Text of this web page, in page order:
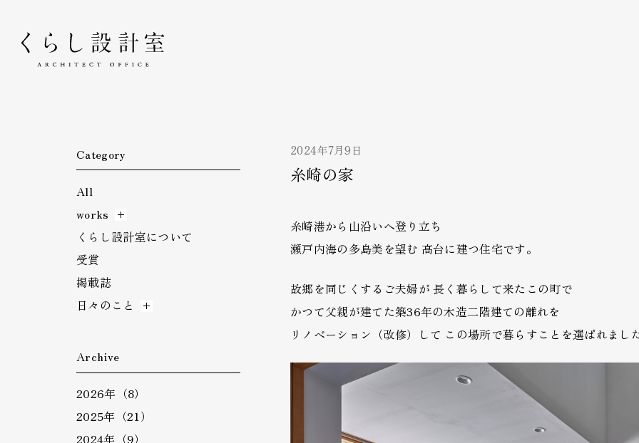
2024年7月9日
糸崎の家
糸崎港から山沿いへ登り立ち
瀬戸内海の多島美を望む 高台に建つ住宅です。
故郷を同じくするご夫婦が 長く暮らして来たこの町で
かつて父親が建てた築36年の木造二階建ての離れを
リノベーション（改修）して この場所で暮らすことを選ばれまし
Category
All
works
くらし設計室について
受賞
掲載誌
日々のこと
Archive
2026年（8）
2025年（21）
2024年（9）